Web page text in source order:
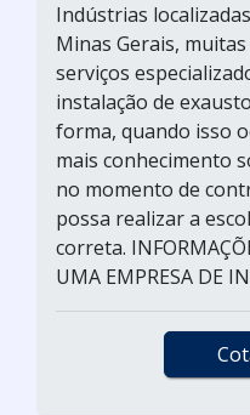
Indústrias
Minas Gerais,
serviços
instalação de
forma, quando isso
mais conhecimento
no momento de
possa realizar a
correta.
UMA EMPRESA DE